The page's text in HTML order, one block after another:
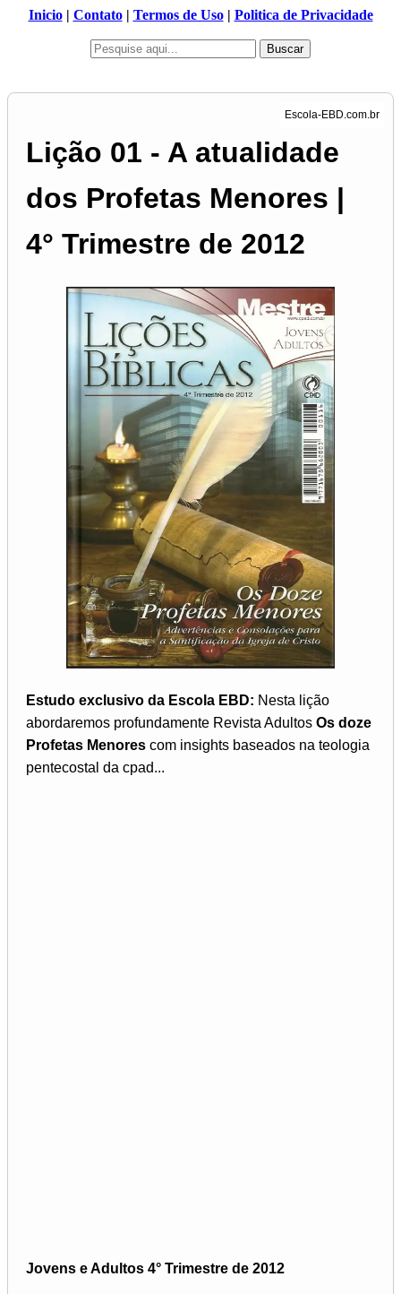
Inicio| Contato| Termos de Uso| Politica de Privacidade
Buscar
Lição 01 - A atualidade
dos Profetas Menores |
4° Trimestre de 2012
Estudo exclusivo da Escola EBD: Nesta lição
abordaremos profundamente Revista Adultos Os doze
Profetas Menores com insights baseados na teologia
pentecostal da cpad...
Jovens e Adultos 4° Trimestre de 2012